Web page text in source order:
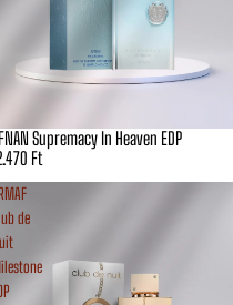
Supremacy In Heaven EDP
Ft
de